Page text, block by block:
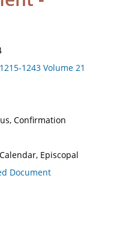
1243 Volume 21
Confirmation
Episcopal
Document